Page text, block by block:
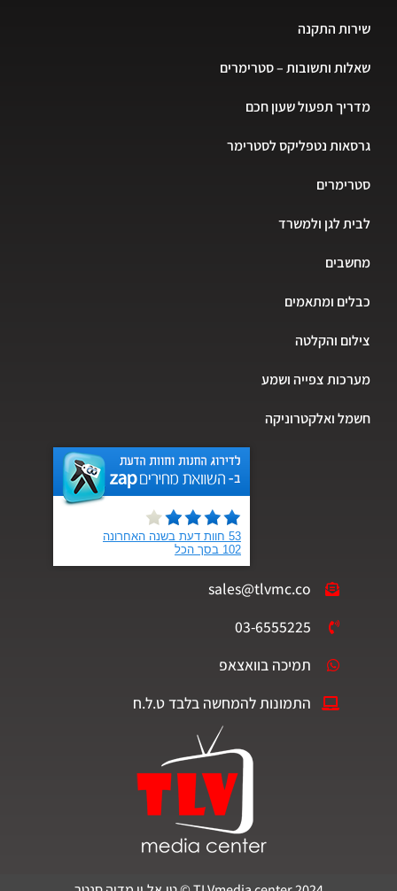
שירות התקנה
שאלות ותשובות – סטרימרים
מדריך תפעול שעון חכם
גרסאות נטפליקס לסטרימר
סטרימרים
לבית לגן ולמשרד
מחשבים
כבלים ומתאמים
צילום והקלטה
מערכות צפייה ושמע
חשמל ואלקטרוניקה
sales@tlvmc.co
03-6555225
תמיכה בוואצאפ
התמונות להמחשה בלבד ט.ל.ח